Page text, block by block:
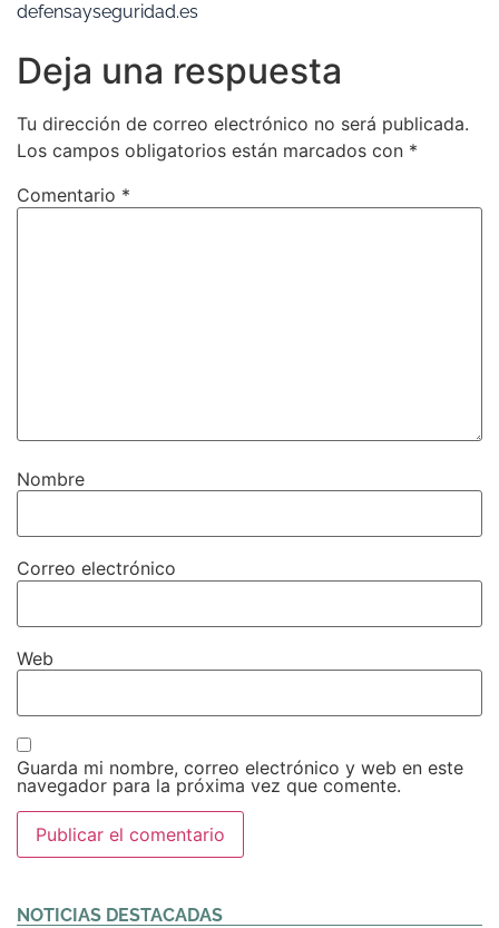
defensayseguridad.es
Deja una respuesta
Tu dirección de correo electrónico no será publicada.
Los campos obligatorios están marcados con *
Comentario *
Nombre
Correo electrónico
Web
Guarda mi nombre, correo electrónico y web en este
navegador para la próxima vez que comente.
NOTICIAS DESTACADAS